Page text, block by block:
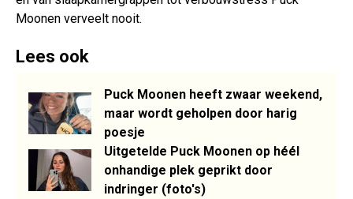
Moonen verveelt nooit.
Lees ook
Puck Moonen heeft zwaar weekend,
maar wordt geholpen door harig
poesje
Uitgetelde Puck Moonen op héél
onhandige plek geprikt door
indringer (foto's)